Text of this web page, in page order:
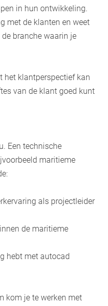
in hun ontwikkeling.
met de klanten en weet
branche waarin je
het klantperspectief kan
van de klant goed kunt
Een technische
maritieme
als projectleider
de maritieme
hebt met autocad
kom je te werken met